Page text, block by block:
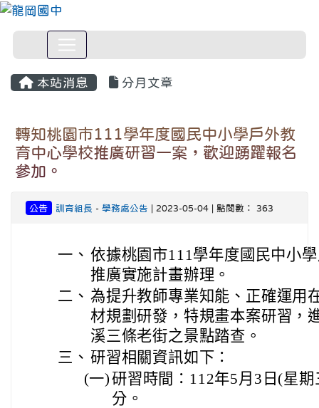
本站消息 分月文章
轉知桃園市111學年度國民中小學戶外教
育中心學校推廣研習一案，歡迎踴躍報名
參加。
公告 訓育組長 - 學務處公告 | 2023-05-04 | 點閱數： 363
一、 依據桃園市111學年度國民中小
推廣實施計畫辦理。
二、 為提升教師專業知能、正確運用
材規劃研發，特規畫本案研習，
溪三條老街之景點踏查。
三、 研習相關資訊如下：
(一)研習時間：112年5月3日(星
分。